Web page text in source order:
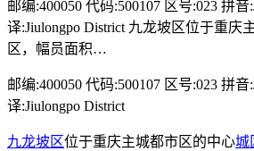
邮编:400050 代码:500107 区号:023 拼音
译:Jiulongpo District 九龙坡区位于重庆
区，幅员面积…
邮编:400050 代码:500107 区号:023 拼音
译:Jiulongpo District
九龙坡区位于重庆主城都市区的中心城